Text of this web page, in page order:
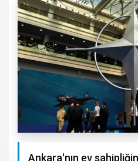
Ankara'nın ev